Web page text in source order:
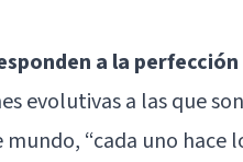
a la
evolutivas a las que
“cada uno hace